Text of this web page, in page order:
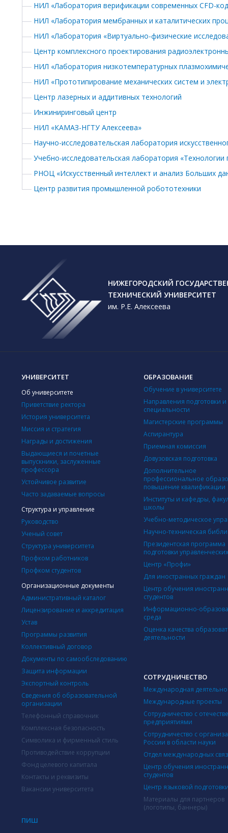
НИЛ «Лаборатория верификации современных CFD-
НИЛ «Лаборатория мембранных и каталитических
НИЛ «Лаборатория «Виртуально-физические
Центр комплексного проектирования
НИЛ «Лаборатория низкотемпературных
НИЛ «Прототипирование механических систем и
Центр лазерных и аддитивных технологий
Инжиниринговый центр
НИЛ «КАМАЗ-НГТУ Алексеева»
Научно-исследовательская лаборатория
Учебно-исследовательская лаборатория
РНОЦ «Искусственный интеллект и анализ Больших
Центр развития промышленной робототехники
НИЖЕГОРОДСКИЙ
ТЕХНИЧЕСКИЙ УНИВЕРСИТЕТ
им. Р.Е. Алексеева
УНИВЕРСИТЕТ
Об университете
Приветствие ректора
История университета
Миссия и стратегия
Награды и достижения
Выдающиеся и почетные
выпускники, заслуженные
профессора
Устойчивое развитие
Часто задаваемые вопросы
Структура и управление
Руководство
Ученый совет
Структура университета
Профком работников
Профком студентов
Организационные документы
Административный каталог
Лицензирование и аккредитация
Устав
Программы развития
Коллективный договор
Документы по самообследованию
Защита информации
Экспортный контроль
Сведения об образовательной
организации
Телефонный справочник
Комплексная безопасность
Символика и фирменный стиль
Противодействие коррупции
Фонд целевого капитала
Контакты и реквизиты
Вакансии университета
ОБРАЗОВАНИЕ
Обучение в университете
Направления подготовки и
специальности
Магистерские программы
Аспирантура
Приемная комиссия
Довузовская подготовка
Дополнительное
профессиональное
повышение квалификации
Институты и кафедры,
школы
Учебно-методическое
Научно-техническая
Президентская программа
подготовки
Центр «Профи»
Для иностранных граждан
Центр обучения
студентов
Информационно-
среда
Оценка качества
деятельности
СОТРУДНИЧЕСТВО
Международная
Международные проекты
Сотрудничество с
предприятиями
Сотрудничество с
России в области науки
Отдел международных
Центр обучения
студентов
Центр языковой
Материалы для партнеров
(логотипы, баннеры)
ПИШ